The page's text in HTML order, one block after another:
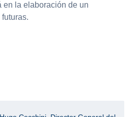
en la elaboración de un